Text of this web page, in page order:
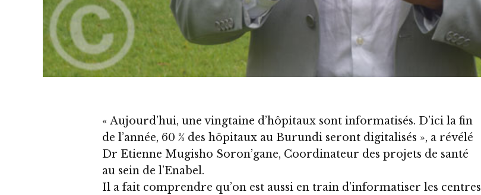
« Aujourd’hui, une vingtaine d’hôpitaux sont informatisés. D’ici la fin
de l’année, 60 % des hôpitaux au Burundi seront digitalisés », a révélé
Dr Etienne Mugisho Soron’gane, Coordinateur des projets de santé
au sein de l’Enabel.
Il a fait comprendre qu’on est aussi en train d’informatiser les centres